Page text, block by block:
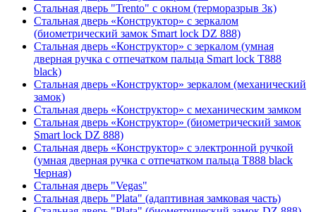
Стальная дверь "Trento" с окном (терморазрыв 3к)
Стальная дверь «Конструктор» с зеркалом
(биометрический замок Smart lock DZ 888)
Стальная дверь «Конструктор» с зеркалом (умная
дверная ручка с отпечатком пальца Smart lock T888
black)
Стальная дверь «Конструктор» зеркалом (механический
замок)
Стальная дверь «Конструктор» с механическим замком
Стальная дверь «Конструктор» (биометрический замок
Smart lock DZ 888)
Стальная дверь «Конструктор» с электронной ручкой
(умная дверная ручка с отпечатком пальца T888 black
Черная)
Стальная дверь "Vegas"
Стальная дверь "Plata" (адаптивная замковая часть)